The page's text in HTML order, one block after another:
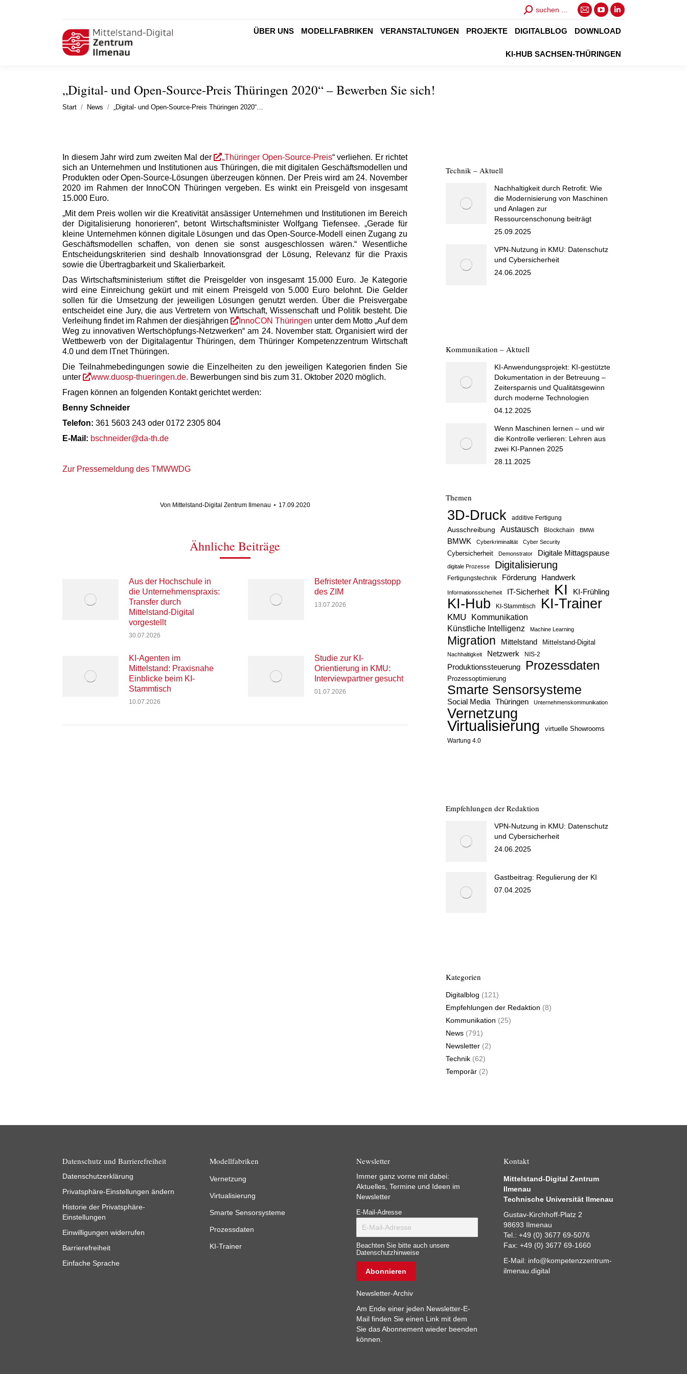
Search:
suchen ...
E-
Mail
opens
YouTube
page
in
Linkedin
page
in
ÜBER UNS MODELLFABRIKEN VERANSTALTUNGEN PROJEKTE DIGITALBLOG DOWNLOAD
KI-HUB SACHSEN-THÜRINGEN
„Digital- und Open-Source-Preis Thüringen 2020“ – Bewerben Sie sich!
Sie befinden sich hier:
Start News „Digital- und Open-Source-Preis Thüringen 2020“…
In diesem Jahr wird zum zweiten Mal der „Thüringer Open-Source-Preis“ verliehen. Er richtet
sich an Unternehmen und Institutionen aus Thüringen, die mit digitalen Geschäftsmodellen und
Produkten oder Open-Source-Lösungen überzeugen können. Der Preis wird am 24. November
2020 im Rahmen der InnoCON Thüringen vergeben. Es winkt ein Preisgeld von insgesamt
15.000 Euro.
„Mit dem Preis wollen wir die Kreativität ansässiger Unternehmen und Institutionen im Bereich
der Digitalisierung honorieren“, betont Wirtschaftsminister Wolfgang Tiefensee. „Gerade für
kleine Unternehmen können digitale Lösungen und das Open-Source-Modell einen Zugang zu
Geschäftsmodellen schaffen, von denen sie sonst ausgeschlossen wären.“ Wesentliche
Entscheidungskriterien sind deshalb Innovationsgrad der Lösung, Relevanz für die Praxis
sowie die Übertragbarkeit und Skalierbarkeit.
Das Wirtschaftsministerium stiftet die Preisgelder von insgesamt 15.000 Euro. Je Kategorie
wird eine Einreichung gekürt und mit einem Preisgeld von 5.000 Euro belohnt. Die Gelder
sollen für die Umsetzung der jeweiligen Lösungen genutzt werden. Über die Preisvergabe
entscheidet eine Jury, die aus Vertretern von Wirtschaft, Wissenschaft und Politik besteht. Die
Verleihung findet im Rahmen der diesjährigen
InnoCON Thüringen unter dem Motto „Auf dem
Weg zu innovativen Wertschöpfungs-Netzwerken“ am 24. November statt. Organisiert wird der
Wettbewerb von der Digitalagentur Thüringen, dem Thüringer Kompetenzzentrum Wirtschaft
4.0 und dem ITnet Thüringen.
Die Teilnahmebedingungen sowie die Einzelheiten zu den jeweiligen Kategorien finden Sie
unter
www.duosp-thueringen.de. Bewerbungen sind bis zum 31. Oktober 2020 möglich.
Fragen können an folgenden Kontakt gerichtet werden:
Benny Schneider
Telefon: 361 5603 243 oder 0172 2305 804
E-Mail: bschneider@da-th.de
Zur Pressemeldung des TMWWDG
Von Mittelstand-Digital Zentrum Ilmenau 17.09.2020
Ähnliche Beiträge
Aus der Hochschule in
die Unternehmenspraxis:
Transfer durch
Mittelstand-Digital
vorgestellt
30.07.2026
Befristeter Antragsstopp
des ZIM
13.07.2026
KI-Agenten im
Mittelstand: Praxisnahe
Einblicke beim KI-
Stammtisch
10.07.2026
Studie zur KI-
Orientierung in KMU:
Interviewpartner gesucht
01.07.2026
Technik – Aktuell
Nachhaltigkeit durch Retrofit: Wie
die Modernisierung von Maschinen
und Anlagen zur
Ressourcenschonung beiträgt
25.09.2025
VPN-Nutzung in KMU: Datenschutz
und Cybersicherheit
24.06.2025
Kommunikation – Aktuell
KI-Anwendungsprojekt: KI-gestützte
Dokumentation in der Betreuung –
Zeitersparnis und Qualitätsgewinn
durch moderne Technologien
04.12.2025
Wenn Maschinen lernen – und wir
die Kontrolle verlieren: Lehren aus
zwei KI-Pannen 2025
28.11.2025
Themen
3D-Druck additive Fertigung
Ausschreibung Austausch Blockchain BMWi
BMWK Cyberkriminalität Cyber Security
Cybersicherheit Demonstrator Digitale Mittagspause
digitale Prozesse Digitalisierung
Fertigungstechnik Förderung Handwerk
Informationssicherheit IT-Sicherheit KI KI-Frühling
KI-Hub KI-Stammtisch KI-Trainer
KMU
Kommunikation
Künstliche Intelligenz
Machine Learning
Migration Mittelstand Mittelstand-Digital
Nachhaltigkeit Netzwerk NIS-2
Produktionssteuerung Prozessdaten
Prozessoptimierung
Smarte Sensorsysteme
Social Media Thüringen Unternehmenskommunikation
Vernetzung
Virtualisierung
virtuelle Showrooms
Wartung 4.0
Empfehlungen der Redaktion
VPN-Nutzung in KMU: Datenschutz
und Cybersicherheit
24.06.2025
Gastbeitrag: Regulierung der KI
07.04.2025
Kategorien
Digitalblog (121)
Empfehlungen der Redaktion (8)
Kommunikation (25)
News (791)
Newsletter (2)
Technik (62)
Temporär (2)
Datenschutz und Barrierefreiheit
Datenschutzerklärung
Privatsphäre-Einstellungen ändern
Historie der Privatsphäre-
Einstellungen
Einwilligungen widerrufen
Barrierefreiheit
Einfache Sprache
Modellfabriken
Vernetzung
Virtualisierung
Smarte Sensorsysteme
Prozessdaten
KI-Trainer
Newsletter
Immer ganz vorne mit dabei:
Aktuelles, Termine und Ideen im
Newsletter
E-Mail-Adresse
Beachten Sie bitte auch unsere
Datenschutzhinweise
Newsletter-Archiv
Am Ende einer jeden Newsletter-E-
Mail finden Sie einen Link mit dem
Sie das Abonnement wieder beenden
können.
Kontakt
Mittelstand-Digital Zentrum
Ilmenau
Technische Universität Ilmenau
Gustav-Kirchhoff-Platz 2
98693 Ilmenau
Tel.: +49 (0) 3677 69-5076
Fax: +49 (0) 3677 69-1660
E-Mail: info@kompetenzzentrum-
ilmenau.digital